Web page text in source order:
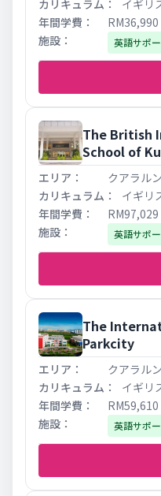
イギリ
RM36,990
英語サポ
The British
School of
クアラル
イギリ
RM97,029
英語サポ
The
Parkcity
クアラル
イギリ
RM59,610
英語サポ